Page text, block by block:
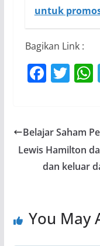
untuk
Bagikan Link :
F
e
b
o
T
er
Belajar Saham
Lewis Hamilton
dan keluar
You May